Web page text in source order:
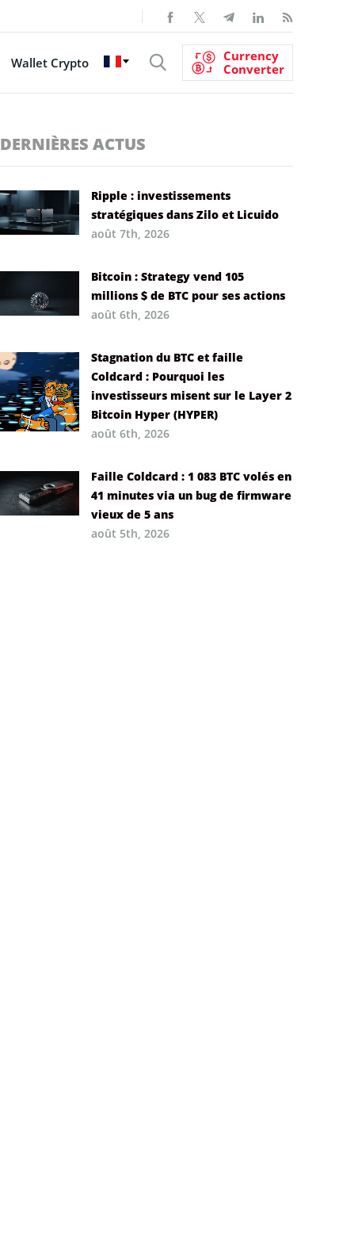
Wallet Crypto
Currency
Converter
DERNIÈRES ACTUS
Ripple : investissements
stratégiques dans Zilo et Licuido
août 7th, 2026
Bitcoin : Strategy vend 105
millions $ de BTC pour ses actions
août 6th, 2026
Stagnation du BTC et faille
Coldcard : Pourquoi les
investisseurs misent sur le Layer 2
Bitcoin Hyper (HYPER)
août 6th, 2026
Faille Coldcard : 1 083 BTC volés en
41 minutes via un bug de firmware
vieux de 5 ans
août 5th, 2026